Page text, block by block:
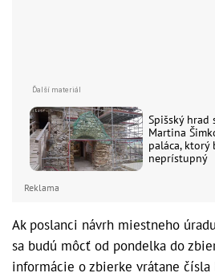
Spišský hrad
Martina
paláca, ktorý
neprístupný
Reklama
Ak poslanci návrh miestneho
sa budú môcť od pondelka do
informácie o zbierke vrátane čísla